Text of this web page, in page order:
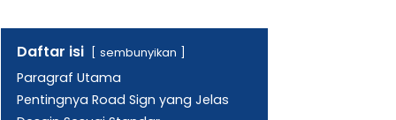
Daftar isi sembunyikan
Paragraf Utama
Pentingnya Road Sign yang Jelas